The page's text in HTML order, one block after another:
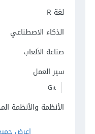
لغة R
الذكاء الاصطناعي
صناعة الألعاب
سير العمل
Git
الأنظمة والأنظمة